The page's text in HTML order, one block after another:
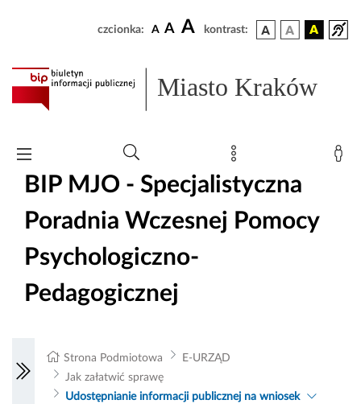
czcionka: A A A kontrast:
Miasto Kraków
BIP MJO - Specjalistyczna
Poradnia Wczesnej Pomocy
Psychologiczno-
Pedagogicznej
Strona Podmiotowa
E-URZĄD
Jak załatwić sprawę
Udostępnianie informacji publicznej na wniosek